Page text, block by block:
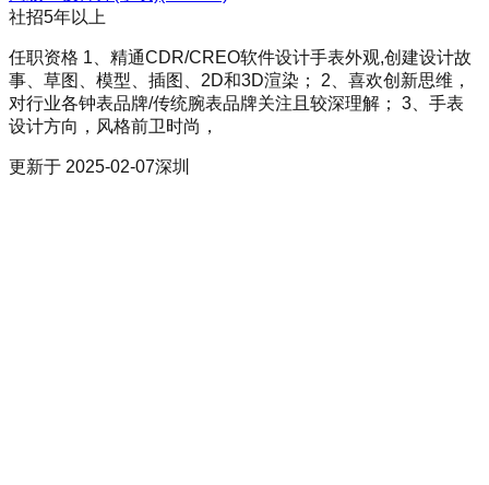
社招5年以上
任职资格 1、精通CDR/CREO软件设计手表外观,创建设计故
事、草图、模型、插图、2D和3D渲染； 2、喜欢创新思维，
对行业各钟表品牌/传统腕表品牌关注且较深理解； 3、手表
设计方向，风格前卫时尚，
更新于 2025-02-07深圳